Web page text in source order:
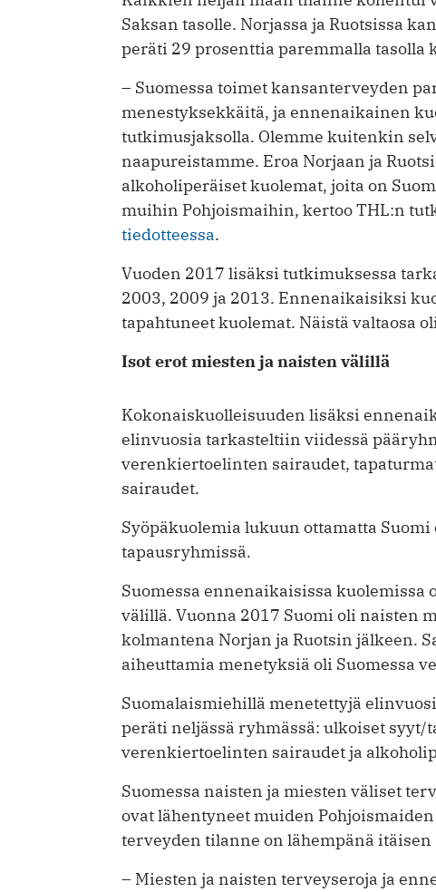
Saksan tasolle. Norjassa ja Ruotsissa
peräti 29 prosenttia paremmalla tasolla
– Suomessa toimet kansanterveyden
menestyksekkäitä, ja ennenaikainen
tutkimusjaksolla. Olemme kuitenkin
naapureistamme. Eroa Norjaan ja
alkoholiperäiset kuolemat, joita on
muihin Pohjoismaihin, kertoo THL:n
tiedotteessa.
Vuoden 2017 lisäksi tutkimuksessa
2003, 2009 ja 2013. Ennenaikaisiksi
tapahtuneet kuolemat. Näistä valtaosa
Isot erot miesten ja naisten välillä
Kokonaiskuolleisuuden lisäksi
elinvuosia tarkasteltiin viidessä
verenkiertoelinten sairaudet,
sairaudet.
Syöpäkuolemia lukuun ottamatta
tapausryhmissä.
Suomessa ennenaikaisissa kuolemissa
välillä. Vuonna 2017 Suomi oli naisten
kolmantena Norjan ja Ruotsin jälkeen.
aiheuttamia menetyksiä oli Suomessa
Suomalaismiehillä menetettyjä
peräti neljässä ryhmässä: ulkoiset syyt/
verenkiertoelinten sairaudet ja
Suomessa naisten ja miesten väliset
ovat lähentyneet muiden
terveyden tilanne on lähempänä itäisen
– Miesten ja naisten terveyseroja ja